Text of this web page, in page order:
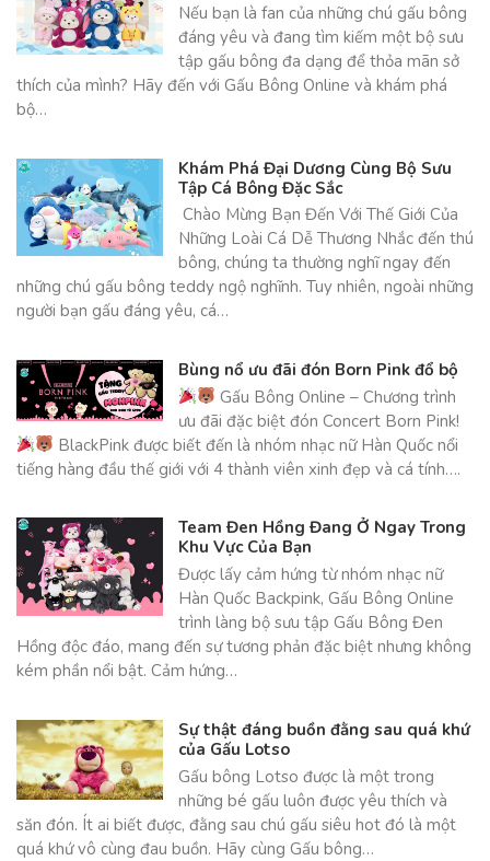
Nếu bạn là fan của những chú gấu bông
đáng yêu và đang tìm kiếm một bộ sưu
tập gấu bông đa dạng để thỏa mãn sở
thích của mình? Hãy đến với Gấu Bông Online và khám phá
bộ…
Khám Phá Đại Dương Cùng Bộ Sưu
Tập Cá Bông Đặc Sắc
Chào Mừng Bạn Đến Với Thế Giới Của
Những Loài Cá Dễ Thương Nhắc đến thú
bông, chúng ta thường nghĩ ngay đến
những chú gấu bông teddy ngộ nghĩnh. Tuy nhiên, ngoài những
người bạn gấu đáng yêu, cá…
Bùng nổ ưu đãi đón Born Pink đổ bộ
Gấu Bông Online – Chương trình
ưu đãi đặc biệt đón Concert Born Pink!
BlackPink được biết đến là nhóm nhạc nữ Hàn Quốc nổi
tiếng hàng đầu thế giới với 4 thành viên xinh đẹp và cá tính….
Team Đen Hồng Đang Ở Ngay Trong
Khu Vực Của Bạn
Được lấy cảm hứng từ nhóm nhạc nữ
Hàn Quốc Backpink, Gấu Bông Online
trình làng bộ sưu tập Gấu Bông Đen
Hồng độc đáo, mang đến sự tương phản đặc biệt nhưng không
kém phần nổi bật. Cảm hứng…
Sự thật đáng buồn đằng sau quá khứ
của Gấu Lotso
Gấu bông Lotso được là một trong
những bé gấu luôn được yêu thích và
săn đón. Ít ai biết được, đằng sau chú gấu siêu hot đó là một
quá khứ vô cùng đau buồn. Hãy cùng Gấu bông…